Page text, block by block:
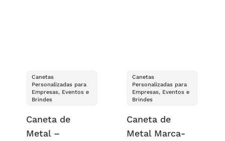
Canetas
Personalizadas para
Empresas, Eventos e
Brindes
Caneta de
Metal –
Canetas
Personalizadas para
Empresas, Eventos e
Brindes
Caneta de
Metal Marca-